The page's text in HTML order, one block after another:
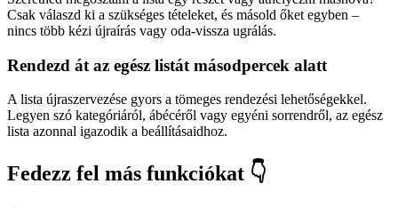
Csak válaszd ki a szükséges tételeket, és másold őket egyben –
nincs több kézi újraírás vagy oda-vissza ugrálás.
Rendezd át az egész listát másodpercek alatt
A lista újraszervezése gyors a tömeges rendezési lehetőségekkel.
Legyen szó kategóriáról, ábécéről vagy egyéni sorrendről, az egész
lista azonnal igazodik a beállításaidhoz.
Fedezz fel más funkciókat 👇